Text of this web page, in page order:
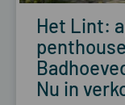
Het Lint:
Nu in